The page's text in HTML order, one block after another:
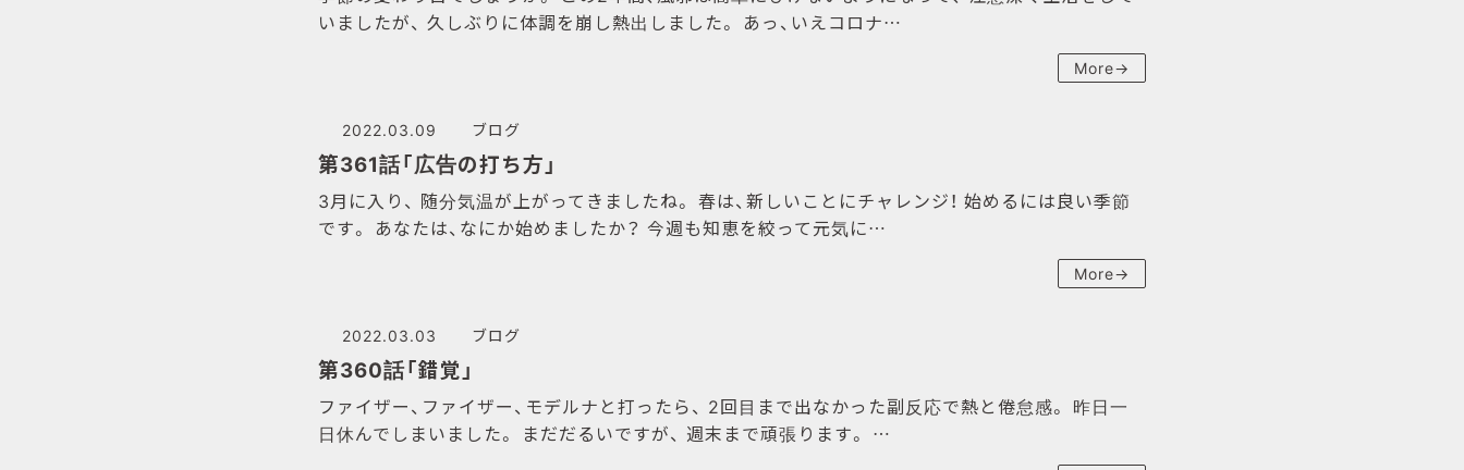
いましたが、 久しぶりに体調を崩し熱出しました。 あっ、いえコロナ…
More→
2022.03.09 ブログ
第361話「広告の打ち方」
3月に入り、 随分気温が上がってきましたね。 春は、新しいことにチャレンジ！ 始めるには良い季節
です。 あなたは、なにか始めましたか？ 今週も知恵を絞って元気に…
More→
2022.03.03 ブログ
第360話「錯覚」
ファイザー、ファイザー、モデルナと打ったら、 2回目まで出なかった副反応で熱と倦怠感。 昨日一
日休んでしまいました。 まだだるいですが、 週末まで頑張ります。 …